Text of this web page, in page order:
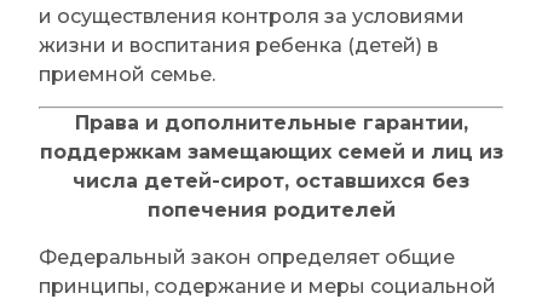
и осуществления контроля за условиями
жизни и воспитания ребенка (детей) в
приемной семье.
Права и дополнительные гарантии,
поддержкам замещающих семей и лиц из
числа детей-сирот, оставшихся без
попечения родителей
Федеральный закон определяет общие
принципы, содержание и меры социальной